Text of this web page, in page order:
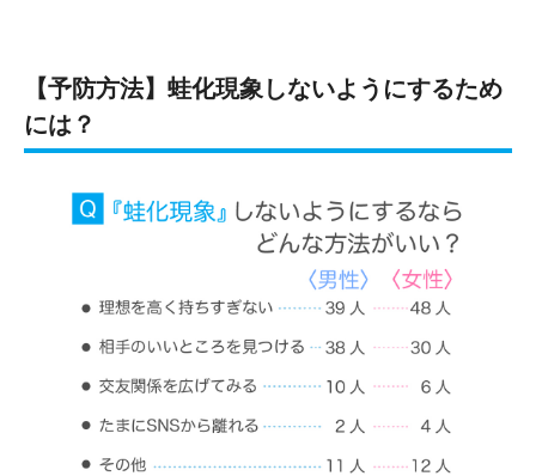
【予防方法】蛙化現象しないようにするため
には？